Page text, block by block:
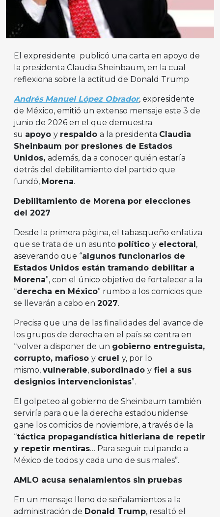
El expresidente publicó una carta en apoyo de
la presidenta Claudia Sheinbaum, en la cual
reflexiona sobre la actitud de Donald Trump
Andrés Manuel López Obrador, expresidente
de México, emitió un extenso mensaje este 3 de
junio de 2026 en el que demuestra
su apoyo y respaldo a la presidenta Claudia
Sheinbaum por presiones de Estados
Unidos, además, da a conocer quién estaría
detrás del debilitamiento del partido que
fundó, Morena.
Debilitamiento de Morena por elecciones
del 2027
Desde la primera página, el tabasqueño enfatiza
que se trata de un asunto político y electoral ,
aseverando que “algunos funcionarios de
Estados Unidos están tramando debilitar a
Morena”, con el único objetivo de fortalecer a la
“derecha en México” rumbo a los comicios que
se llevarán a cabo en 2027.
Precisa que una de las finalidades del avance de
los grupos de derecha en el país se centra en
“volver a disponer de un gobierno entreguista,
corrupto, mafioso y cruel y, por lo
mismo, vulnerable, subordinado y fiel a sus
designios intervencionistas”.
El golpeteo al gobierno de Sheinbaum también
serviría para que la derecha estadounidense
gane los comicios de noviembre, a través de la
“táctica propagandística hitleriana de repetir
y repetir mentiras… Para seguir culpando a
México de todos y cada uno de sus males”.
AMLO acusa señalamientos sin pruebas
En un mensaje lleno de señalamientos a la
administración de Donald Trump, resaltó el